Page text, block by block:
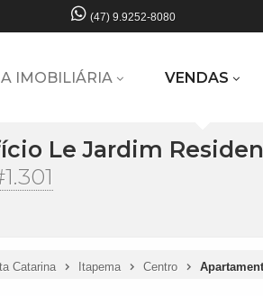
(47) 9.9252-8080
A IMOBILIÁRIA VENDAS
Le Jardim
Catarina Itapema Centro